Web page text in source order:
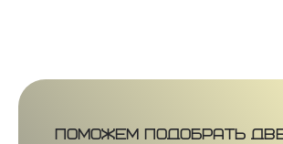
Поможем подобрать